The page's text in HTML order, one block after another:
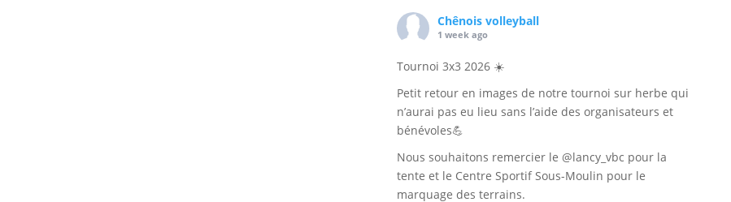
Chênois volleyball
1 week ago
Tournoi 3x3 2026 ☀️
Petit retour en images de notre tournoi sur herbe qui
n’aurai pas eu lieu sans l’aide des organisateurs et
bénévoles💪
Nous souhaitons remercier le @lancy_vbc pour la
tente et le Centre Sportif Sous-Moulin pour le
marquage des terrains.